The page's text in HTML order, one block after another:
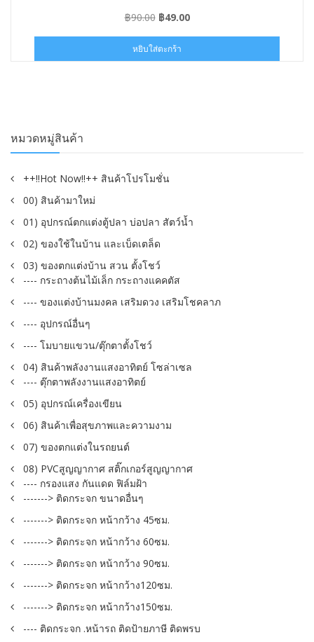
฿90.00 Original
was:
฿90.00.
฿49.00Current
฿49.00.
หยิบใส่ตะกร้า
หมวดหมู่สินค้า
++!!Hot Now!!++ สินค้าโปรโมชั่น
00) สินค้ามาใหม่
01) อุปกรณ์ตกแต่งตู้ปลา บ่อปลา สัตว์น้ำ
02) ของใช้ในบ้าน และเบ็ดเตล็ด
03) ของตกแต่งบ้าน สวน ตั้งโชว์
---- กระถางต้นไม้เล็ก กระถางแคคตัส
---- ของแต่งบ้านมงคล เสริมดวง เสริมโชคลาภ
---- อุปกรณ์อื่นๆ
---- โมบายแขวน/ตุ๊กตาตั้งโชว์
04) สินค้าพลังงานแสงอาทิตย์ โซล่าเซล
---- ตุ๊กตาพลังงานแสงอาทิตย์
05) อุปกรณ์เครื่องเขียน
06) สินค้าเพื่อสุขภาพและความงาม
07) ของตกแต่งในรถยนต์
08) PVCสูญญากาศ สติ๊กเกอร์สูญญากาศ
---- กรองแสง กันแดด ฟิล์มฝ้า
-------> ติดกระจก ขนาดอื่นๆ
-------> ติดกระจก หน้ากว้าง 45ซม.
-------> ติดกระจก หน้ากว้าง 60ซม.
-------> ติดกระจก หน้ากว้าง 90ซม.
-------> ติดกระจก หน้ากว้าง120ซม.
-------> ติดกระจก หน้ากว้าง150ซม.
---- ติดกระจก .หน้ารถ ติดป้ายภาษี ติดพรบ